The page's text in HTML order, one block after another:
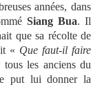
années, dans
Siang Bua. Il
que sa récolte de
« Que faut-il faire
les anciens du
put lui donner la